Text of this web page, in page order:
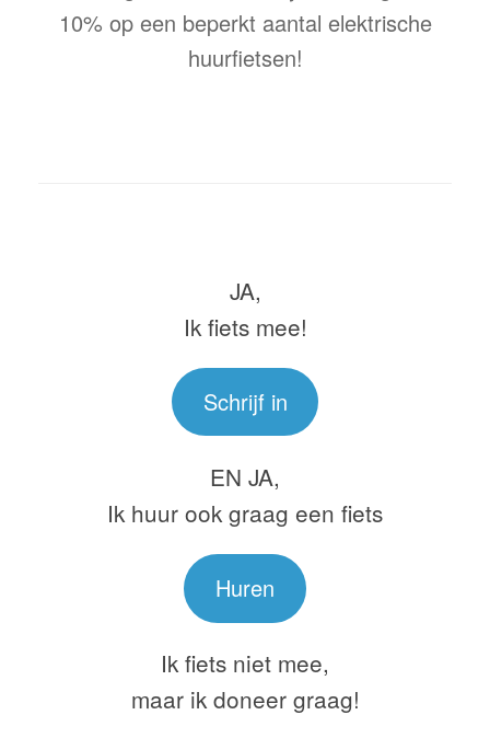
10% op een beperkt aantal elektrische
huurfietsen!
JA,
Ik fiets mee!
Schrijf in
EN JA,
Ik huur ook graag een fiets
Huren
Ik fiets niet mee,
maar ik doneer graag!